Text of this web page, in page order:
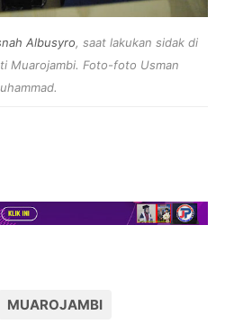
Albusyro, saat lakukan sidak di
Muarojambi. Foto-foto Usman
MUAROJAMBI